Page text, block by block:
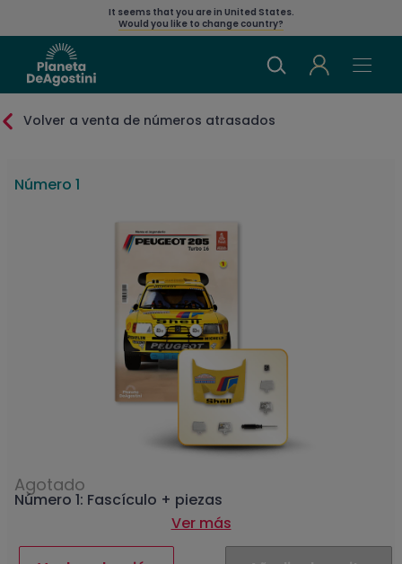
It seems that you are in United States.
Would you like to change country?
Volver a venta de números atrasados
Número 1
Agotado
Número 1: Fascículo + piezas
Ver más